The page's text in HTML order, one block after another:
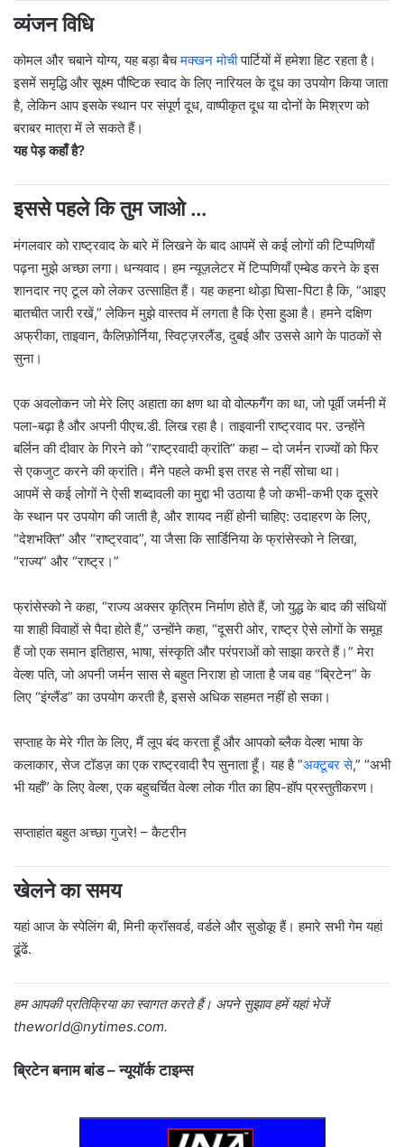
व्यंजन विधि
कोमल और चबाने योग्य, यह बड़ा बैचमक्खन मोचीपार्टियों में हमेशा हिट रहता है।
इसमें समृद्धि और सूक्ष्म पौष्टिक स्वाद के लिए नारियल के दूध का उपयोग किया जाता
है, लेकिन आप इसके स्थान पर संपूर्ण दूध, वाष्पीकृत दूध या दोनों के मिश्रण को
बराबर मात्रा में ले सकते हैं।
यह पेड़ कहाँ है?
इससे पहले कि तुम जाओ …
मंगलवार को राष्ट्रवाद के बारे में लिखने के बाद आपमें से कई लोगों की टिप्पणियाँ
पढ़ना मुझे अच्छा लगा। धन्यवाद। हम न्यूज़लेटर में टिप्पणियाँ एम्बेड करने के इस
शानदार नए टूल को लेकर उत्साहित हैं। यह कहना थोड़ा घिसा-पिटा है कि, “आइए
बातचीत जारी रखें,” लेकिन मुझे वास्तव में लगता है कि ऐसा हुआ है। हमने दक्षिण
अफ्रीका, ताइवान, कैलिफ़ोर्निया, स्विट्ज़रलैंड, दुबई और उससे आगे के पाठकों से
सुना।
एक अवलोकन जो मेरे लिए अहाता का क्षण था वो वोल्फगैंग का था, जो पूर्वी जर्मनी में
पला-बढ़ा है और अपनी पीएच.डी. लिख रहा है। ताइवानी राष्ट्रवाद पर. उन्होंने
बर्लिन की दीवार के गिरने को “राष्ट्रवादी क्रांति” कहा – दो जर्मन राज्यों को फिर
से एकजुट करने की क्रांति। मैंने पहले कभी इस तरह से नहीं सोचा था।
आपमें से कई लोगों ने ऐसी शब्दावली का मुद्दा भी उठाया है जो कभी-कभी एक दूसरे
के स्थान पर उपयोग की जाती है, और शायद नहीं होनी चाहिए: उदाहरण के लिए,
“देशभक्ति” और “राष्ट्रवाद”, या जैसा कि सार्डिनिया के फ्रांसेस्को ने लिखा,
“राज्य” और “राष्ट्र।”
फ्रांसेस्को ने कहा, “राज्य अक्सर कृत्रिम निर्माण होते हैं, जो युद्ध के बाद की संधियों
या शाही विवाहों से पैदा होते हैं,” उन्होंने कहा, “दूसरी ओर, राष्ट्र ऐसे लोगों के समूह
हैं जो एक समान इतिहास, भाषा, संस्कृति और परंपराओं को साझा करते हैं।” मेरा
वेल्श पति, जो अपनी जर्मन सास से बहुत निराश हो जाता है जब वह “ब्रिटेन” के
लिए “इंग्लैंड” का उपयोग करती है, इससे अधिक सहमत नहीं हो सका।
सप्ताह के मेरे गीत के लिए, मैं लूप बंद करता हूँ और आपको ब्लैक वेल्श भाषा के
कलाकार, सेज टॉडज़ का एक राष्ट्रवादी रैप सुनाता हूँ। यह है “अक्टूबर से,” “अभी
भी यहाँ” के लिए वेल्श, एक बहुचर्चित वेल्श लोक गीत का हिप-हॉप प्रस्तुतीकरण।
सप्ताहांत बहुत अच्छा गुजरे! – कैटरीन
खेलने का समय
यहां आज के स्पेलिंग बी, मिनी क्रॉसवर्ड, वर्डले और सुडोकू हैं। हमारे सभी गेम यहां
ढूंढें.
हम आपकी प्रतिक्रिया का स्वागत करते हैं। अपने सुझाव हमें यहां भेजें
moc.semityn
@dlroweht .
ब्रिटेन बनाम बांड – न्यूयॉर्क टाइम्स